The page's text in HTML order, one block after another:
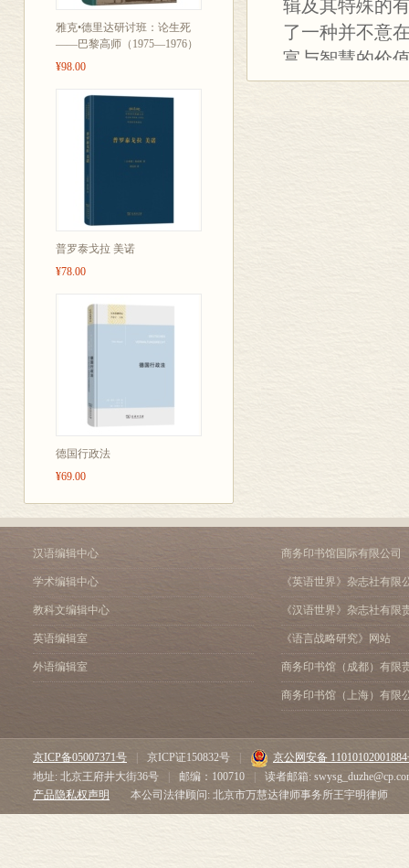
雅克•德里达研讨班：论生死
——巴黎高师（1975—1976）
¥98.00
普罗泰戈拉 美诺
¥78.00
德国行政法
¥69.00
辑及其特殊的
了一种并不意
富与智慧的价
凭什么得以提
汉语编辑中心
学术编辑中心
教科文编辑中心
英语编辑室
外语编辑室
商务印书馆国际有限公司
《英语世界》杂志社有限
《汉语世界》杂志社有限
《语言战略研究》网站
商务印书馆（成都）有限
商务印书馆（上海）有限
京ICP备05007371号 京ICP证150832号
京公网安备
地址: 北京王府井大街36号
邮编：100710
读者邮箱:
产品隐私权声明
本公司法律顾问: 北京市万慧达律师事务所王宇明律师